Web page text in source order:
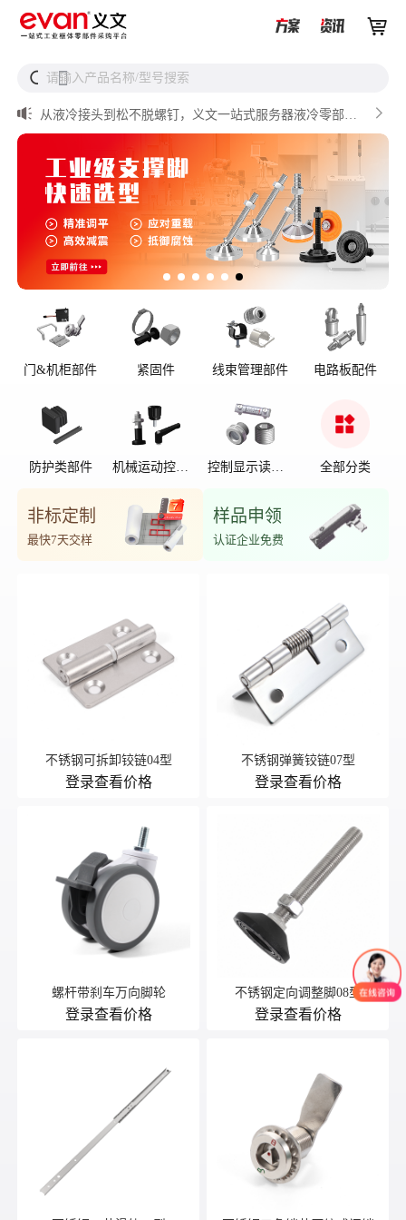

 
请输入产品名称/型号搜索
从液冷接头到松不脱螺钉，义文一站式服务器液冷零部件
解决方案


AI数据中心服务器液冷接头
准对比）
储能设备为什么必须用防松螺母？
门&机柜部件 紧固件 线束管理部件 电路板配件
防护类部件
机械运动控制
控制显示读数
全部分类
非标定制
最快7天交样
样品申领
认证企业免费
不锈钢可拆卸铰链04型
登录查看价格
不锈钢弹簧铰链07型
登录查看价格
螺杆带刹车万向脚轮
登录查看价格
不锈钢定向调整脚08型
登录查看价格